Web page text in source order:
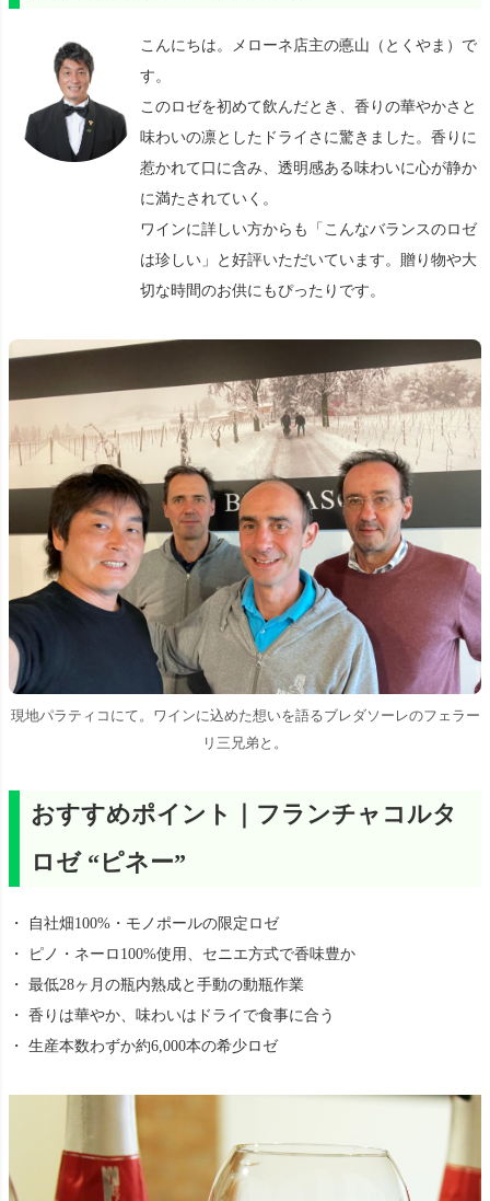
こんにちは。メローネ店主の悳山（とくやま）で
す。
このロゼを初めて飲んだとき、香りの華やかさと
味わいの凛としたドライさに驚きました。香りに
惹かれて口に含み、透明感ある味わいに心が静か
に満たされていく。
ワインに詳しい方からも「こんなバランスのロゼ
は珍しい」と好評いただいています。贈り物や大
切な時間のお供にもぴったりです。
現地パラティコにて。ワインに込めた想いを語るブレダソーレのフェラー
リ三兄弟と。
おすすめポイント｜フランチャコルタ
ロゼ “ピネー”
・ 自社畑100%・モノポールの限定ロゼ
・ ピノ・ネーロ100%使用、セニエ方式で香味豊か
・ 最低28ヶ月の瓶内熟成と手動の動瓶作業
・ 香りは華やか、味わいはドライで食事に合う
・ 生産本数わずか約6,000本の希少ロゼ